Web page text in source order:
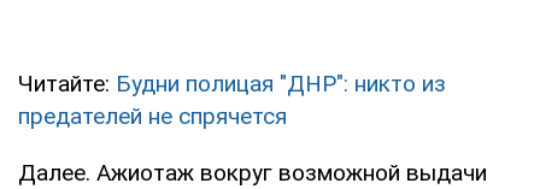
Читайте: Будни полицая "ДНР": никто из
предателей не спрячется
Далее. Ажиотаж вокруг возможной выдачи